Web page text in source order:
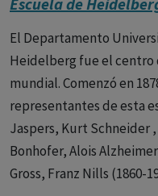
El Departamento
Heidelberg fue el
mundial. Comenzó en
representantes de esta
Jaspers, Kurt Schneider
Bonhofer, Alois
Gross, Franz Nills (1860-